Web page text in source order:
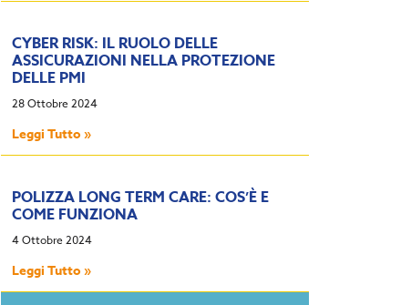
CYBER RISK: IL RUOLO DELLE
ASSICURAZIONI NELLA PROTEZIONE
DELLE PMI
28 Ottobre 2024
Leggi Tutto »
POLIZZA LONG TERM CARE: COS’È E
COME FUNZIONA
4 Ottobre 2024
Leggi Tutto »